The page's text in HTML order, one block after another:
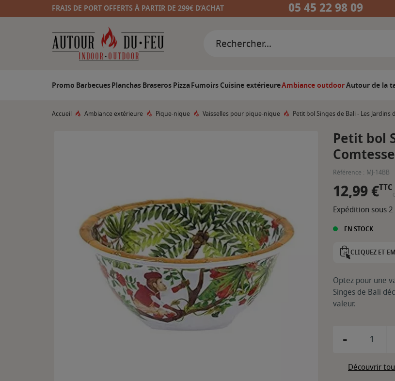
FRAIS DE PORT OFFERTS À PARTIR DE 299€ D’ACHAT 05 45 22 98 09
Promo BarbecuesPlanchasBraserosPizzaFumoirsCuisine extérieureAmbiance outdoorAutour de la
Accueil Ambiance extérieure Pique-nique Vaisselles pour pique-nique Petit bol Singes de Bali - Les Jardins
Petit bol
Comtesse
Référence : MJ-14BB
12,99 €TTC
Expédition sous
EN STOCK
CLIQUEZ ET
Optez pour une
Singes de Bali
valeur.
-
Découvrir